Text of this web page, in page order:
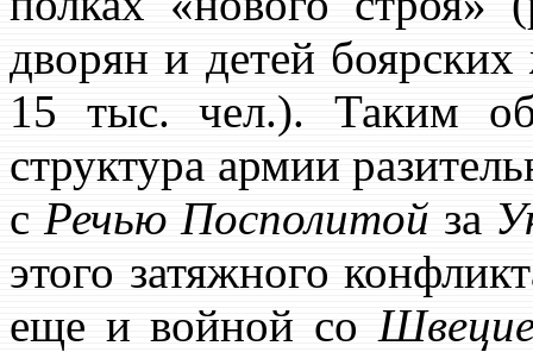
дворян и детей
15 тыс. чел.). Таким
структура армии
с Речью Посполитой за
этого затяжного
еще и войной со